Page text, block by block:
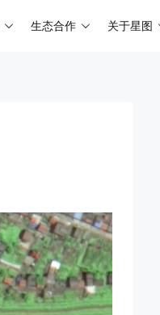
生态合作 关于星图